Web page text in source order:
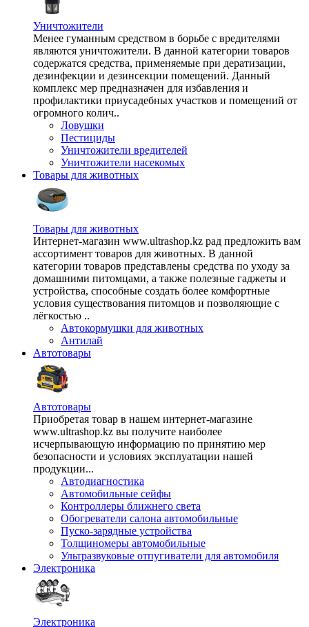
Уничтожители
Менее гуманным средством в борьбе с вредителями
являются уничтожители. В данной категории товаров
содержатся средства, применяемые при дератизации,
дезинфекции и дезинсекции помещений. Данный
комплекс мер предназначен для избавления и
профилактики приусадебных участков и помещений от
огромного колич..
Ловушки
Пестициды
Уничтожители вредителей
Уничтожители насекомых
Товары для животных
Товары для животных
Интернет-магазин www.ultrashop.kz рад предложить вам
ассортимент товаров для животных. В данной
категории товаров представлены средства по уходу за
домашними питомцами, а также полезные гаджеты и
устройства, способные создать более комфортные
условия существования питомцов и позволяющие с
лёгкостью ..
Автокормушки для животных
Антилай
Автотовары
Автотовары
Приобретая товар в нашем интернет-магазине
www.ultrashop.kz вы получите наиболее
исчерпывающую информацию по принятию мер
безопасности и условиях эксплуатации нашей
продукции...
Автодиагностика
Автомобильные сейфы
Контроллеры ближнего света
Обогреватели салона автомобильные
Пуско-зарядные устройства
Толщиномеры автомобильные
Ультразвуковые отпугиватели для автомобиля
Электроника
Электроника